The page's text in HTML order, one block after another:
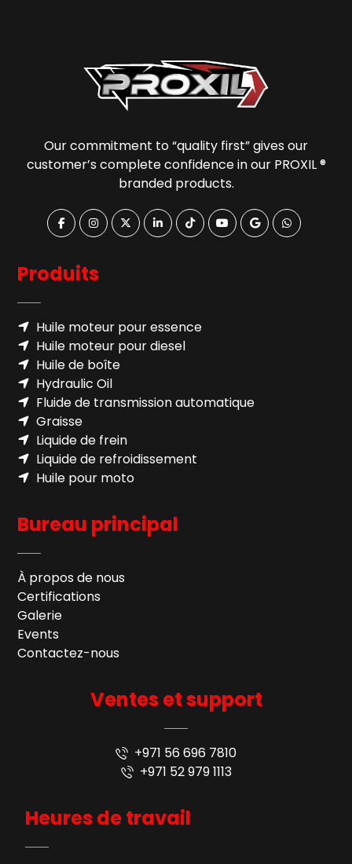
Our commitment to “quality first” gives our
customer’s complete confidence in our PROXIL ®
branded products.
Produits
Huile moteur pour essence
Huile moteur pour diesel
Huile de boîte
Hydraulic Oil
Fluide de transmission automatique
Graisse
Liquide de frein
Liquide de refroidissement
Huile pour moto
Bureau principal
À propos de nous
Certifications
Galerie
Events
Contactez-nous
Ventes et support
+971 56 696 7810
+971 52 979 1113
Heures de travail